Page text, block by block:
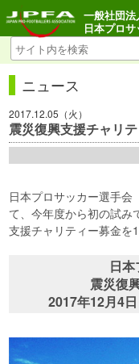
一般社団法
日本プロ
ニュース
2017.12.05（火）
震災復興支援チャリ
日本プロサッカー選手会
て、今年度から初の試み
支援チャリティー募金を
日
震災復
2017年12月4